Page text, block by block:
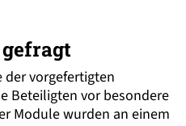
der vorgefertigten
Beteiligten vor besondere
Module wurden an einem